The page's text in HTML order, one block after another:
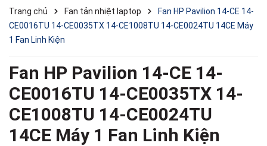
Trang chủ Fan tản nhiệt laptop
Fan HP Pavilion 14-CE 14-
CE0016TU 14-CE0035TX 14-CE1008TU 14-CE0024TU 14CE Máy
1 Fan Linh Kiện
Fan HP Pavilion 14-CE 14-
CE0016TU 14-CE0035TX 14-
CE1008TU 14-CE0024TU
14CE Máy 1 Fan Linh Kiện